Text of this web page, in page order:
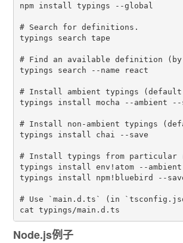
npm install typings --global
# Search for definitions.
typings search tape
# Find an available definition (by
typings search --name react
# Install ambient typings (default
typings install mocha --ambient --
# Install non-ambient typings
typings install chai --save
# Install typings from particular
typings install env!atom --
typings install npm!bluebird --
# Use `main.d.ts` (in
Node.js例子